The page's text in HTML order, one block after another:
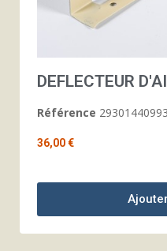
DEFLECTEUR
Référence
36,00 €